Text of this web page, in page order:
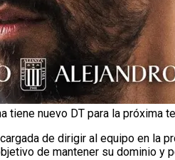
tiene nuevo DT para la próxima
de dirigir al equipo en la
de mantener su dominio y